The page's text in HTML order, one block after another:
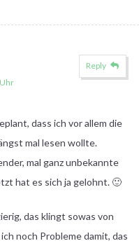
dass ich vor allem die
mal lesen wollte.
mal ganz unbekannte
hat es sich ja gelohnt. 🙂
das klingt sowas von
noch Probleme damit, das
Reply